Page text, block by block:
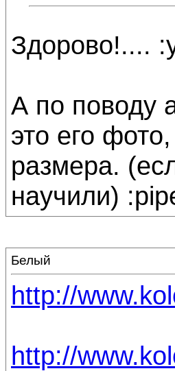
Здорово!....
А по поводу
это его
размера.
научили)
Белый
http://
http://